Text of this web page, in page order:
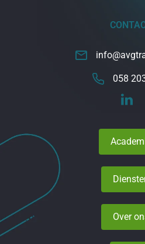
058
Over